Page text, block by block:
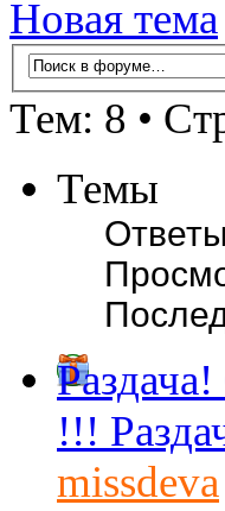
Новая тема
Тем: 8 •
Темы
Ответы
!!!
missdeva